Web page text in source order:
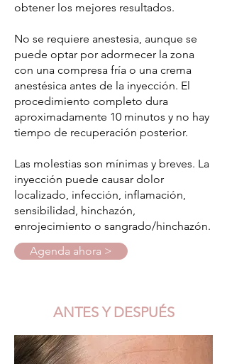
obtener los mejores resultados.
No se requiere anestesia, aunque se
puede optar por adormecer la zona
con una compresa fría o una crema
anestésica antes de la inyección. El
procedimiento completo dura
aproximadamente 10 minutos y no hay
tiempo de recuperación posterior.
Las molestias son mínimas y breves. La
inyección puede causar dolor
localizado, infección, inflamación,
sensibilidad, hinchazón,
enrojecimiento o sangrado/hinchazón.
Agenda ahora >
ANTES Y DESPUÉS